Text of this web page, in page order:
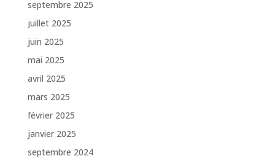
septembre 2025
juillet 2025
juin 2025
mai 2025
avril 2025
mars 2025
février 2025
janvier 2025
septembre 2024